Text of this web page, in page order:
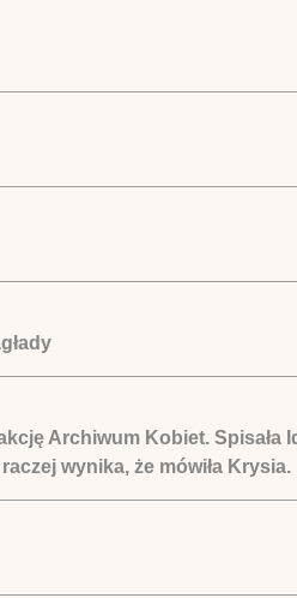
Archiwum Kobiet.
wynika, że mówiła Krysia.